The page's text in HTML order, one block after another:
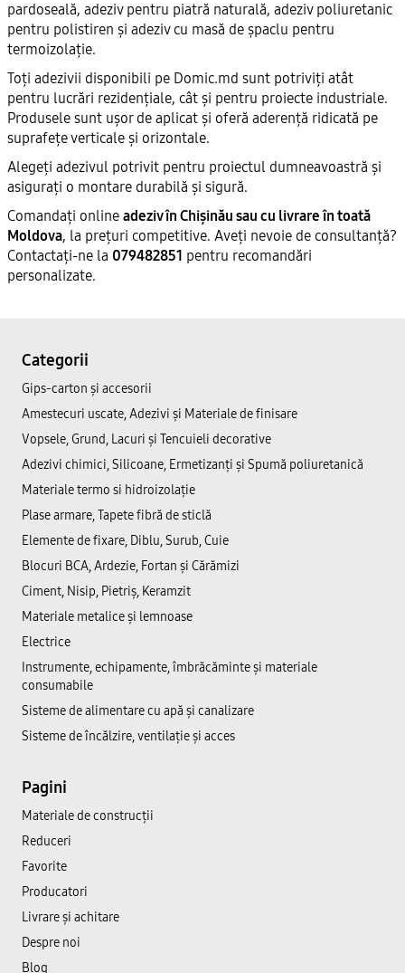
pardoseală, adeziv pentru piatră naturală, adeziv poliuretanic
pentru polistiren și adeziv cu masă de șpaclu pentru
termoizolație.
Toți adezivii disponibili pe Domic.md sunt potriviți atât
pentru lucrări rezidențiale, cât și pentru proiecte industriale.
Produsele sunt ușor de aplicat și oferă aderență ridicată pe
suprafețe verticale și orizontale.
Alegeți adezivul potrivit pentru proiectul dumneavoastră și
asigurați o montare durabilă și sigură.
Comandați online adeziv în Chișinău sau cu livrare în toată
Moldova, la prețuri competitive. Aveți nevoie de consultanță?
Contactați-ne la 079482851 pentru recomandări
personalizate.
Categorii
Gips-carton și accesorii
Amestecuri uscate, Adezivi şi Materiale de finisare
Vopsele, Grund, Lacuri și Tencuieli decorative
Adezivi chimici, Silicoane, Ermetizanți și Spumă poliuretanică
Materiale termo si hidroizolație
Plase armare, Tapete fibră de sticlă
Elemente de fixare, Diblu, Surub, Cuie
Blocuri BCA, Ardezie, Fortan și Cărămizi
Ciment, Nisip, Pietriș, Keramzit
Materiale metalice și lemnoase
Electrice
Instrumente, echipamente, îmbrăcăminte și materiale
consumabile
Sisteme de alimentare cu apă și canalizare
Sisteme de încălzire, ventilație și acces
Pagini
Materiale de construcții
Reduceri
Favorite
Producatori
Livrare și achitare
Despre noi
Blog